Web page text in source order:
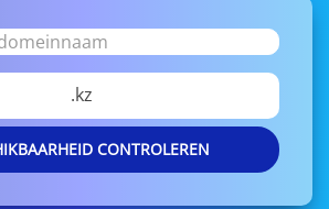
.kz
CONTROLEREN